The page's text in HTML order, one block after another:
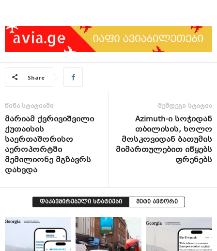
Share
წინა სტატიაში
მარიამ ქვრივიშვილი
ქუთაისის
საერთაშორისო
აეროპორტში
მემილიონე მგზავრს
დახვდა
შემდეგი სტატია
Azimuth-ი სოჭიდან
თბილისის, ხოლო
მოსკოვიდან ბათუმის
მიმართულებით იწყებს
ფრენებს
დაკავშირებული სტატიები მეტი ავტორი